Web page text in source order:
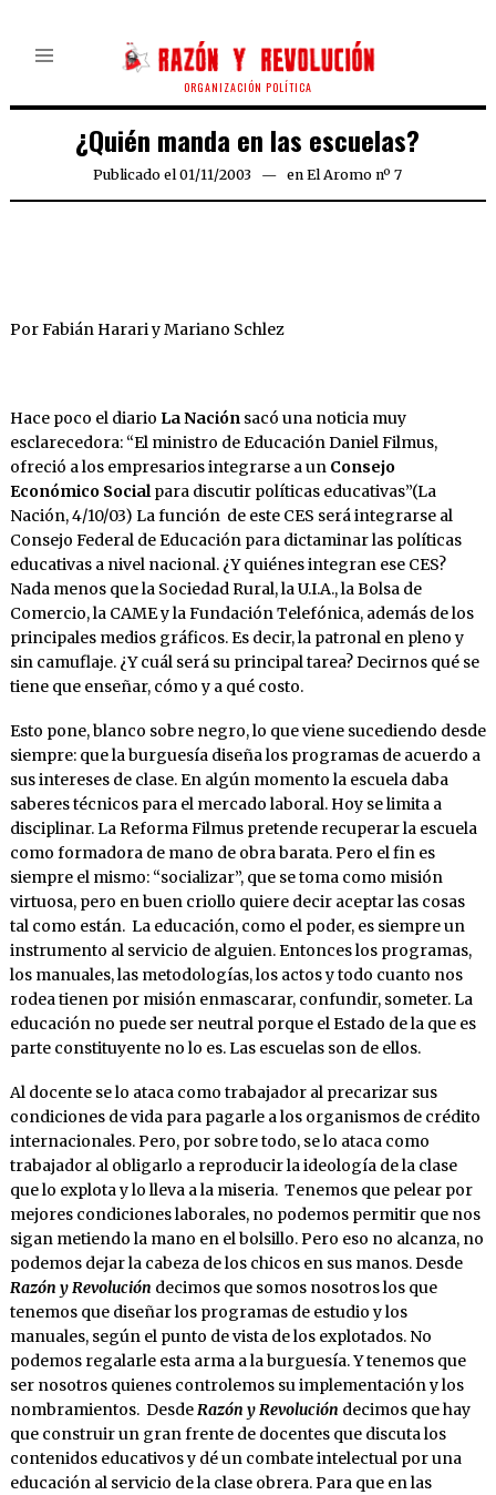
ORGANIZACIÓN POLÍTICA
¿Quién manda en las escuelas?
Publicado el 01/11/2003 21/03/2020
en El Aromo nº 7
Por Fabián Harari y Mariano Schlez
Hace poco el diario La Naciónsacó una noticia muy
esclarecedora: “El ministro de Educación Daniel Filmus,
ofreció a los empresarios integrarse a un Consejo
Económico Socialpara discutir políticas educativas”(La
Nación, 4/10/03) La función de este CES será integrarse al
Consejo Federal de Educación para dictaminar las políticas
educativas a nivel nacional. ¿Y quiénes integran ese CES?
Nada menos que la Sociedad Rural, la U.I.A., la Bolsa de
Comercio, la CAME y la Fundación Telefónica, además de los
principales medios gráficos. Es decir, la patronal en pleno y
sin camuflaje. ¿Y cuál será su principal tarea? Decirnos qué se
tiene que enseñar, cómo y a qué costo.
Esto pone, blanco sobre negro, lo que viene sucediendo desde
siempre: que la burguesía diseña los programas de acuerdo a
sus intereses de clase. En algún momento la escuela daba
saberes técnicos para el mercado laboral. Hoy se limita a
disciplinar. La Reforma Filmus pretende recuperar la escuela
como formadora de mano de obra barata. Pero el fin es
siempre el mismo: “socializar”, que se toma como misión
virtuosa, pero en buen criollo quiere decir aceptar las cosas
tal como están. La educación, como el poder, es siempre un
instrumento al servicio de alguien. Entonces los programas,
los manuales, las metodologías, los actos y todo cuanto nos
rodea tienen por misión enmascarar, confundir, someter. La
educación no puede ser neutral porque el Estado de la que es
parte constituyente no lo es. Las escuelas son de ellos.
Al docente se lo ataca como trabajador al precarizar sus
condiciones de vida para pagarle a los organismos de crédito
internacionales. Pero, por sobre todo, se lo ataca como
trabajador al obligarlo a reproducir la ideología de la clase
que lo explota y lo lleva a la miseria. Tenemos que pelear por
mejores condiciones laborales, no podemos permitir que nos
sigan metiendo la mano en el bolsillo. Pero eso no alcanza, no
podemos dejar la cabeza de los chicos en sus manos. Desde
Razón y Revolución decimos que somos nosotros los que
tenemos que diseñar los programas de estudio y los
manuales, según el punto de vista de los explotados. No
podemos regalarle esta arma a la burguesía. Y tenemos que
ser nosotros quienes controlemos su implementación y los
nombramientos. DesdeRazón y Revolución decimos que hay
que construir un gran frente de docentes que discuta los
contenidos educativos y dé un combate intelectual por una
educación al servicio de la clase obrera. Para que en las